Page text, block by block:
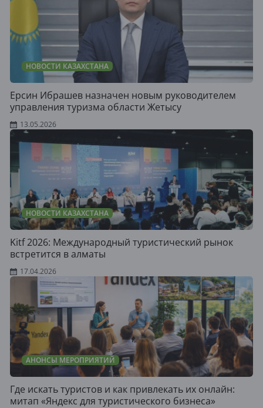
НОВОСТИ КАЗАХСТАНА
Ерсин Ибрашев назначен новым руководителем
управления туризма области Жетысу
13.05.2026
НОВОСТИ КАЗАХСТАНА
Kitf 2026: Международный туристический рынок
встретится в алматы
17.04.2026
АНОНСЫ МЕРОПРИЯТИЙ
Где искать туристов и как привлекать их онлайн:
митап «Яндекс для туристического бизнеса»